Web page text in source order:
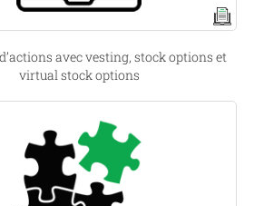
avec vesting, stock options et
virtual stock options